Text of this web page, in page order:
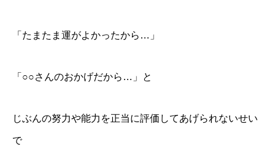
「たまたま運がよかったから…」
「○○さんのおかげだから…」と
じぶんの努力や能力を正当に評価してあげられないせい
で